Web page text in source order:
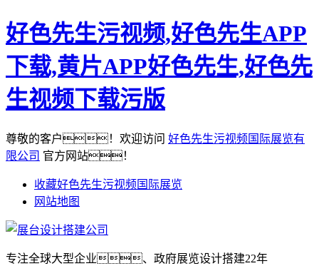
好色先生污视频,好色先生APP
下载,黄片APP好色先生,好色先
生视频下载污版
尊敬的客户！欢迎访问 好色先生污视频国际展览有
限公司 官方网站！
收藏好色先生污视频国际展览
网站地图
专注全球大型企业、政府展览设计搭建22年